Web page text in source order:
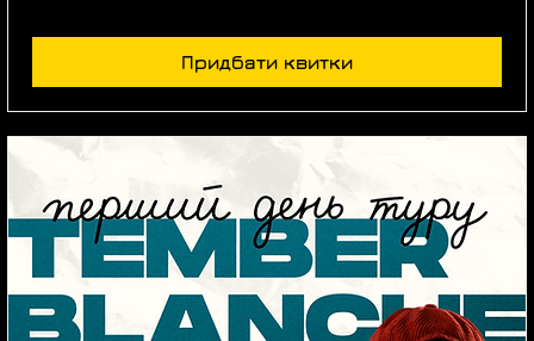
Придбати квитки